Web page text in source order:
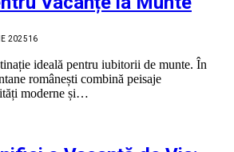
202516
ideală pentru iubitorii de munte. În
românești combină peisaje
moderne și…